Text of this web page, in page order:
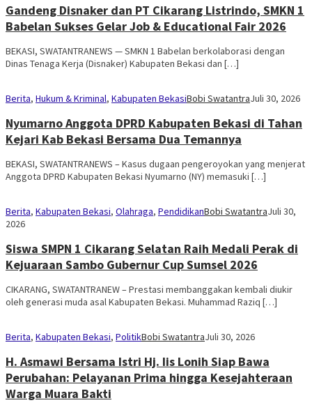
Gandeng Disnaker dan PT Cikarang Listrindo, SMKN 1
Babelan Sukses Gelar Job & Educational Fair 2026
BEKASI, SWATANTRANEWS — SMKN 1 Babelan berkolaborasi dengan
Dinas Tenaga Kerja (Disnaker) Kabupaten Bekasi dan […]
Berita, Hukum & Kriminal, Kabupaten BekasiBobi SwatantraJuli 30, 2026
Nyumarno Anggota DPRD Kabupaten Bekasi di Tahan
Kejari Kab Bekasi Bersama Dua Temannya
BEKASI, SWATANTRANEWS – Kasus dugaan pengeroyokan yang menjerat
Anggota DPRD Kabupaten Bekasi Nyumarno (NY) memasuki […]
Berita, Kabupaten Bekasi, Olahraga, PendidikanBobi SwatantraJuli 30,
2026
Siswa SMPN 1 Cikarang Selatan Raih Medali Perak di
Kejuaraan Sambo Gubernur Cup Sumsel 2026
CIKARANG, SWATANTRANEW – Prestasi membanggakan kembali diukir
oleh generasi muda asal Kabupaten Bekasi. Muhammad Raziq […]
Berita, Kabupaten Bekasi, PolitikBobi SwatantraJuli 30, 2026
H. Asmawi Bersama Istri Hj. Iis Lonih Siap Bawa
Perubahan: Pelayanan Prima hingga Kesejahteraan
Warga Muara Bakti